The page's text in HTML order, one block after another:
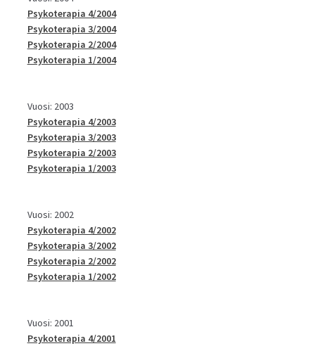
Psykoterapia 4/2004
Psykoterapia 3/2004
Psykoterapia 2/2004
Psykoterapia 1/2004
Vuosi: 2003
Psykoterapia 4/2003
Psykoterapia 3/2003
Psykoterapia 2/2003
Psykoterapia 1/2003
Vuosi: 2002
Psykoterapia 4/2002
Psykoterapia 3/2002
Psykoterapia 2/2002
Psykoterapia 1/2002
Vuosi: 2001
Psykoterapia 4/2001